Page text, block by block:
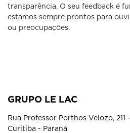
transparência. O seu feedback é
estamos sempre prontos para
ou preocupações.
GRUPO LE LAC
Rua Professor Porthos Velozo, 211
Curitiba - Paraná